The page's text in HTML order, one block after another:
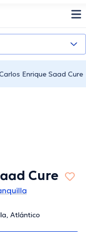
Enrique Saad Cure
Cure
Atlántico